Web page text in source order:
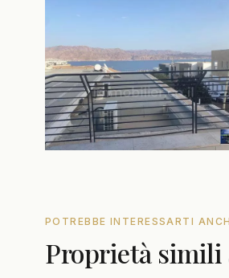
POTREBBE INTERESSARTI
Proprietà simili